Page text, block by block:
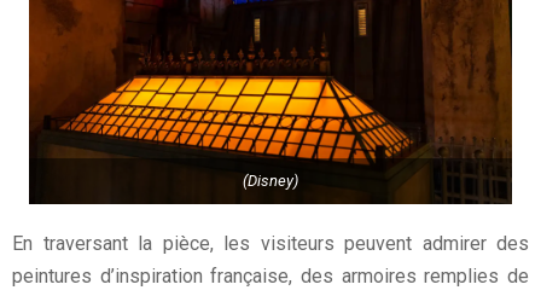
(Disney)
En traversant la pièce, les visiteurs peuvent admirer des
peintures d’inspiration française, des armoires remplies de